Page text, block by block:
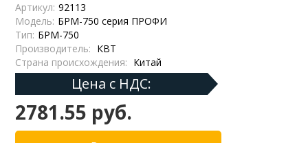
Артикул: 92113
Модель: БРМ-750 серия ПРОФИ
Тип: БРМ-750
Производитель: КВТ
Страна происхождения: Китай
Цена с НДС:
2781.55 руб.